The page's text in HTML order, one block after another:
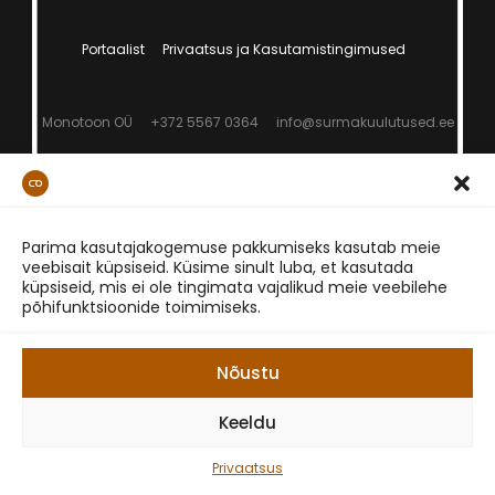
Parima kasutajakogemuse pakkumiseks kasutab meie
veebisait küpsiseid. Küsime sinult luba, et kasutada
küpsiseid, mis ei ole tingimata vajalikud meie veebilehe
põhifunktsioonide toimimiseks.
Nõustu
Keeldu
Privaatsus
Portaalist Privaatsus ja Kasutamistingimused
Monotoon OÜ +372 5567 0364 info@surmakuulutused.ee